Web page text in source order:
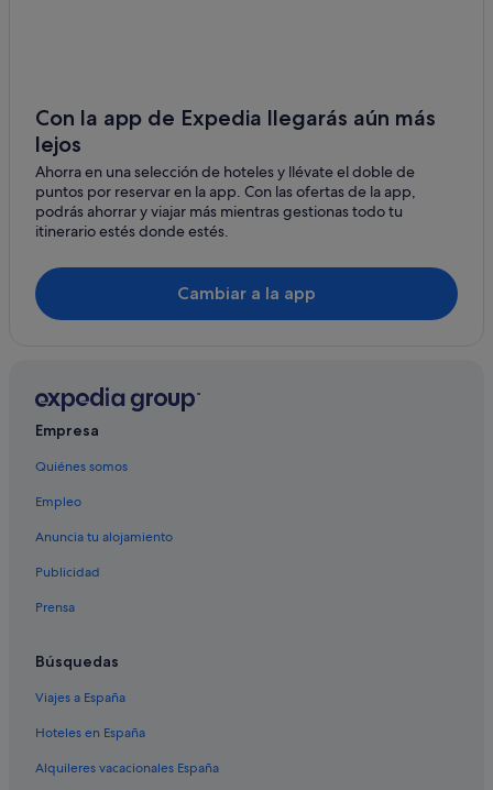
Con la app de Expedia llegarás aún más
lejos
Ahorra en una selección de hoteles y llévate el doble de
puntos por reservar en la app. Con las ofertas de la app,
podrás ahorrar y viajar más mientras gestionas todo tu
itinerario estés donde estés.
Cambiar a la app
Empresa
Quiénes somos
Empleo
Anuncia tu alojamiento
Publicidad
Prensa
Búsquedas
Viajes a España
Hoteles en España
Alquileres vacacionales España